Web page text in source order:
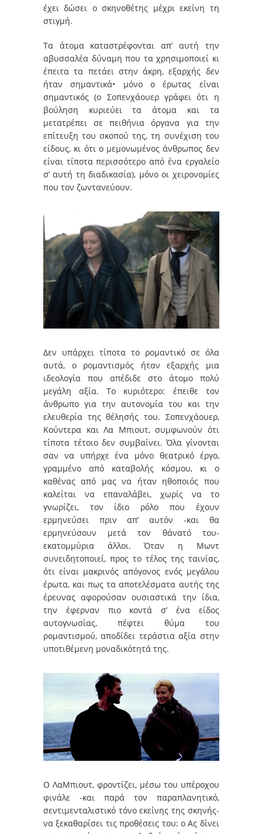
έχει δώσει ο σκηνοθέτης μέχρι εκείνη τη
στιγμή.
Τα άτομα καταστρέφονται απ’ αυτή την
αβυσσαλέα δύναμη που τα χρησιμοποιεί κι
έπειτα τα πετάει στην άκρη, εξαρχής δεν
ήταν σημαντικά• μόνο ο έρωτας είναι
σημαντικός (ο Σοπενχάουερ γράφει ότι η
βούληση κυριεύει τα άτομα και τα
μετατρέπει σε πειθήνια όργανα για την
επίτευξη του σκοπού της, τη συνέχιση του
είδους, κι ότι ο μεμονωμένος άνθρωπος δεν
είναι τίποτα περισσότερο από ένα εργαλείο
σ’ αυτή τη διαδικασία), μόνο οι χειρονομίες
που τον ζωντανεύουν.
Δεν υπάρχει τίποτα το ρομαντικό σε όλα
αυτά, ο ρομαντισμός ήταν εξαρχής μια
ιδεολογία που απέδιδε στο άτομο πολύ
μεγάλη αξία. Το κυριότερο: έπειθε τον
άνθρωπο για την αυτονομία του και την
ελευθερία της θέλησής του. Σοπενχάουερ,
Κούντερα και Λα Μπιουτ, συμφωνούν ότι
τίποτα τέτοιο δεν συμβαίνει. Όλα γίνονται
σαν να υπήρχε ένα μόνο θεατρικό έργο,
γραμμένο από καταβολής κόσμου, κι ο
καθένας από μας να ήταν ηθοποιός που
καλείται να επαναλάβει, χωρίς να το
γνωρίζει, τον ίδιο ρόλο που έχουν
ερμηνεύσει πριν απ’ αυτόν -και θα
ερμηνεύσουν μετά τον θάνατό του-
εκατομμύρια άλλοι. Όταν η Μωντ
συνειδητοποιεί, προς το τέλος της ταινίας,
ότι είναι μακρινός απόγονος ενός μεγάλου
έρωτα, και πως τα αποτελέσματα αυτής της
έρευνας αφορούσαν ουσιαστικά την ίδια,
την έφερναν πιο κοντά σ’ ένα είδος
αυτογνωσίας, πέφτει θύμα του
ρομαντισμού, αποδίδει τεράστια αξία στην
υποτιθέμενη μοναδικότητά της.
Ο ΛαΜπιουτ, φροντίζει, μέσω του υπέροχου
φινάλε -και παρά τον παραπλανητικό,
σεντιμενταλιστικό τόνο εκείνης της σκηνής-
να ξεκαθαρίσει τις προθέσεις του: ο Ας δίνει